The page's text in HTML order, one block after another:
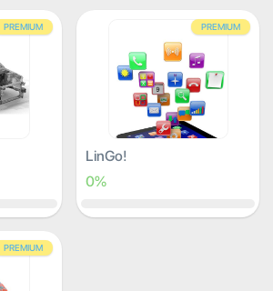
PREMIUM PREMIUM
LinGo!
0%
PREMIUM